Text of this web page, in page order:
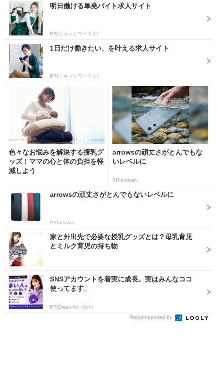
明日働ける単発バイト求人サイト
PR(ショットワークス)
1日だけ働きたい、を叶える求人サイト
PR(ショットワークス)
色々なお悩みを解決する授乳グ
ッズ！ママの心と体の負担を軽
減しよう
arrowsの頑丈さがとんでもな
いレベルに
PR(arrows)
arrowsの頑丈さがとんでもないレベルに
PR(arrows)
家と外出先で必要な授乳グッズとは？母乳育児
とミルク育児の持ち物
SNSアカウントを着実に成長。実はみんなココ
使ってます。
PR(Dreaw合同会社)
Recommended by